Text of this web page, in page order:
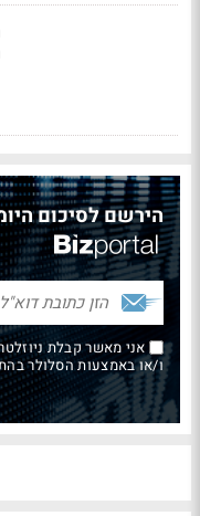
הירשם לסיכום
אני מאשר קבלת
ו/או באמצעות הסלולר בהתאם